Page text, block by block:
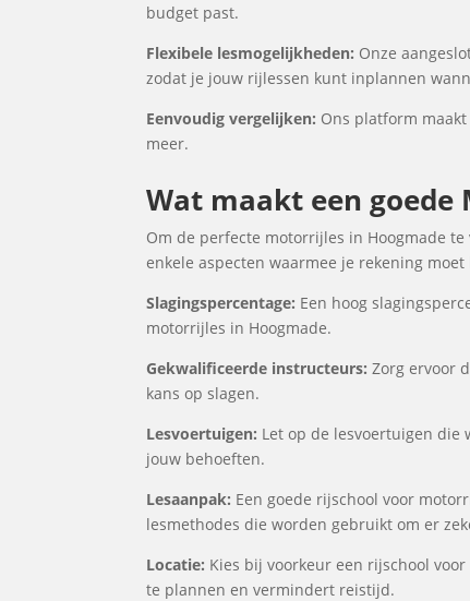
budget past.
Flexibele lesmogelijkheden: Onze
zodat je jouw rijlessen kunt inplannen
Eenvoudig vergelijken: Ons platform
meer.
Wat maakt een
Om de perfecte motorrijles in Hoogmade
enkele aspecten waarmee je rekening
Slagingspercentage: Een hoog
motorrijles in Hoogmade.
Gekwalificeerde instructeurs: Zorg ervoor
kans op slagen.
Lesvoertuigen: Let op de lesvoertuigen die
jouw behoeften.
Lesaanpak: Een goede rijschool voor
lesmethodes die worden gebruikt om er
Locatie: Kies bij voorkeur een rijschool
te plannen en vermindert reistijd.